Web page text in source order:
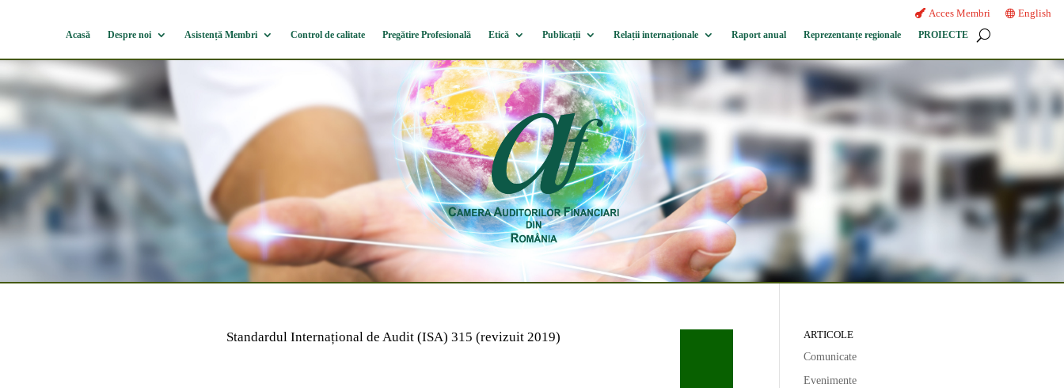
Acces Membri English
Acasă Despre noi Asistență Membri Control de calitate Pregătire Profesională Etică Publicații Relații internaționale Raport anual Reprezentanțe regionale PROIECTE
Standardul Internațional de Audit (ISA) 315 (revizuit 2019)
ARTICOLE
Comunicate
Evenimente